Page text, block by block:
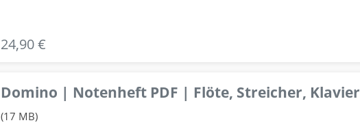
24,90 €
Domino | Notenheft PDF | Flöte, Streicher, Klavier
(17 MB)